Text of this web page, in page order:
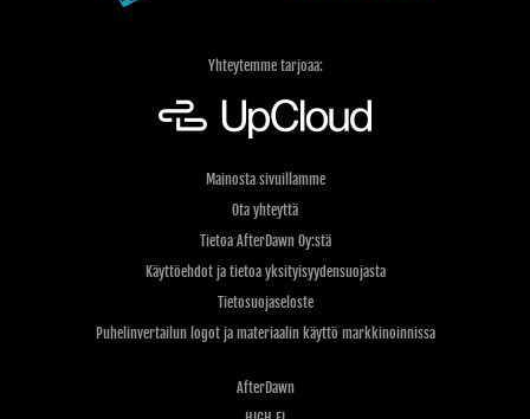
Yhteytemme tarjoaa:
Mainosta sivuillamme
Ota yhteyttä
Tietoa AfterDawn Oy:stä
Käyttöehdot ja tietoa yksityisyydensuojasta
Tietosuojaseloste
Puhelinvertailun logot ja materiaalin käyttö markkinoinnissa
AfterDawn